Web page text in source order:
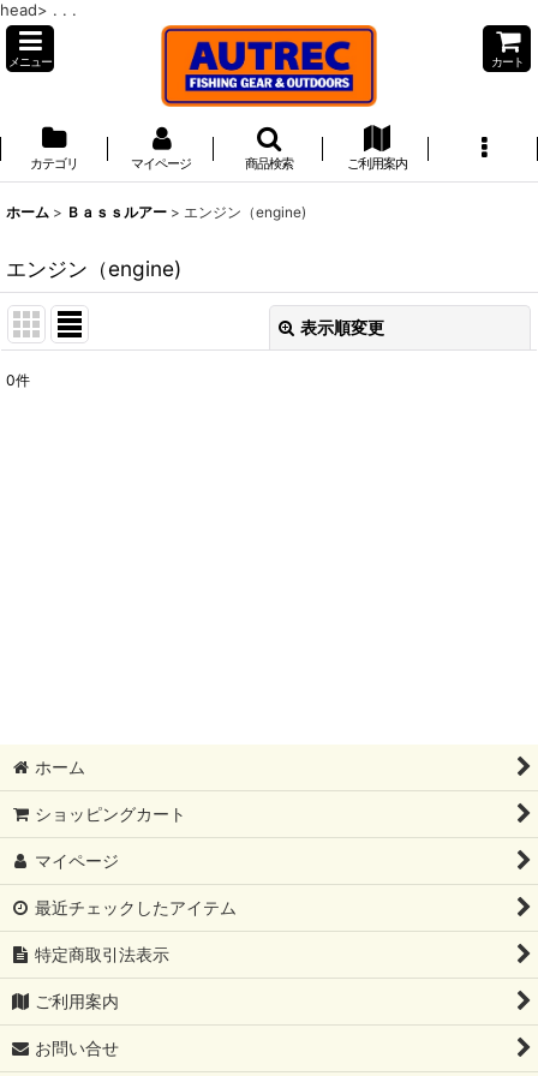
head> . . .
メニュー カート
カテゴリ マイページ 商品検索 ご利用案内
ホーム > Ｂａｓｓルアー > エンジン（engine)
エンジン（engine)
表示順変更
0件
ホーム
ショッピングカート
マイページ
最近チェックしたアイテム
特定商取引法表示
ご利用案内
お問い合せ